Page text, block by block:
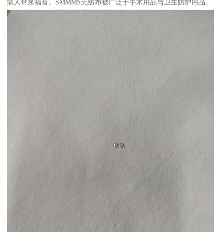
病人带来福音。SMMMS无纺布被广泛于手术用品与卫生防护用品。